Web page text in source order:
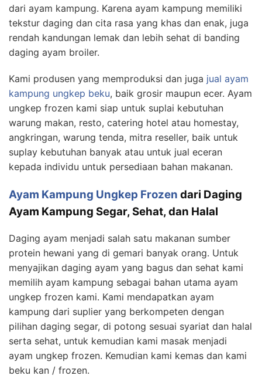
dari ayam kampung. Karena ayam kampung memiliki
tekstur daging dan cita rasa yang khas dan enak, juga
rendah kandungan lemak dan lebih sehat di banding
daging ayam broiler.
Kami produsen yang memproduksi dan juga jual ayam
kampung ungkep beku, baik grosir maupun ecer. Ayam
ungkep frozen kami siap untuk suplai kebutuhan
warung makan, resto, catering hotel atau homestay,
angkringan, warung tenda, mitra reseller, baik untuk
suplay kebutuhan banyak atau untuk jual eceran
kepada individu untuk persediaan bahan makanan.
Ayam Kampung Ungkep Frozen dari Daging
Ayam Kampung Segar, Sehat, dan Halal
Daging ayam menjadi salah satu makanan sumber
protein hewani yang di gemari banyak orang. Untuk
menyajikan daging ayam yang bagus dan sehat kami
memilih ayam kampung sebagai bahan utama ayam
ungkep frozen kami. Kami mendapatkan ayam
kampung dari suplier yang berkompeten dengan
pilihan daging segar, di potong sesuai syariat dan halal
serta sehat, untuk kemudian kami masak menjadi
ayam ungkep frozen. Kemudian kami kemas dan kami
beku kan / frozen.